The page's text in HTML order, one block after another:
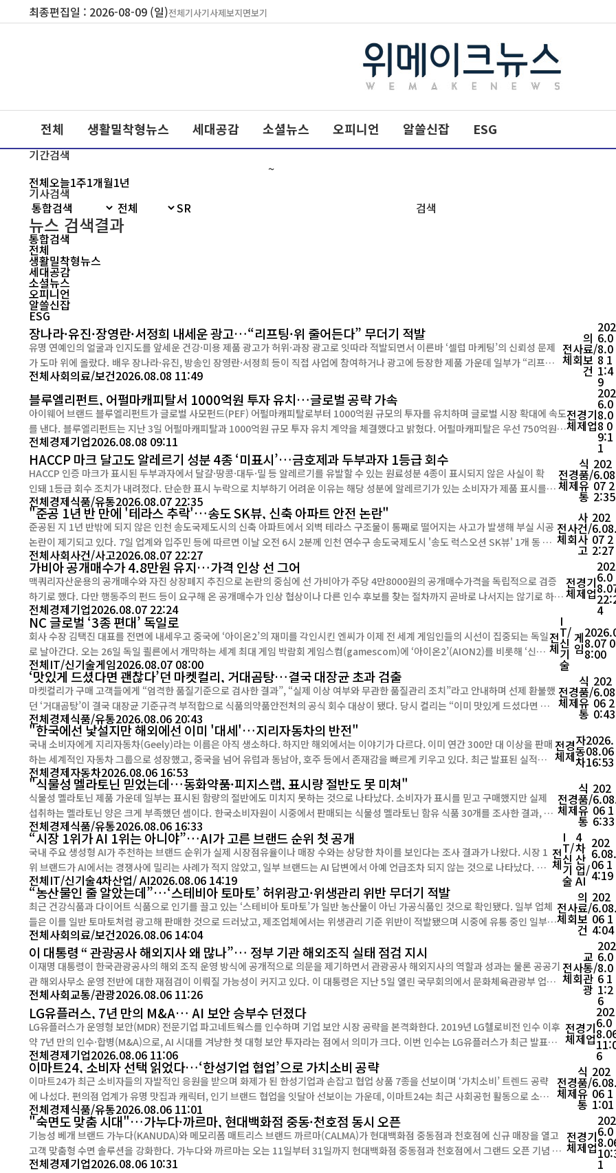
최종편집일 : 2026-08-09 (일)전체기사기사제보지면보기
타
타
이
전체 생활밀착형뉴스 세대공감 소셜뉴스 오피니언 알쓸신잡 ESG
기간검색
~
전체오늘1주1개월1년
기사검색
검색
뉴스 검색결과
통합검색
전체
생활밀착형뉴스
세대공감
소셜뉴스
오피니언
알쓸신잡
ESG
장나라·유진·장영란·서정희 내세운 광고…“리프팅·위 줄어든다” 무더기 적발
유명 연예인의 얼굴과 인지도를 앞세운 건강·미용 제품 광고가 허위·과장 광고로 잇따라 적발되면서 이른바 ‘셀럽 마케팅’의 신뢰성 문제
가 도마 위에 올랐다. 배우 장나라·유진, 방송인 장영란·서정희 등이 직접 사업에 참여하거나 광고에 등장한 제품 가운데 일부가 “리프
팅”, “위가 작아진다”, “저속 노화” 등 제품의 실제 기능을 넘어 의료적 효능이나 신체 변화를 기대하게 할 수 있는 표현을 사용한 것으로
나타났다....
전체사회의료/보건2026.08.08 11:49
전
체
사
회
의
료/
보
건
202
6.0
8.0
8 1
1:4
9
블루엘리펀트, 어펄마캐피탈서 1000억원 투자 유치…글로벌 공략 가속
아이웨어 브랜드 블루엘리펀트가 글로벌 사모펀드(PEF) 어펄마캐피탈로부터 1000억원 규모의 투자를 유치하며 글로벌 시장 확대에 속도
를 낸다. 블루엘리펀트는 지난 3일 어펄마캐피탈과 1000억원 규모 투자 유치 계약을 체결했다고 밝혔다. 어펄마캐피탈은 우선 750억원을
투자해 구주와 신주를 인수하고, 6개월 내 250억원의 추가 납입 옵션을 행사할 경우 지분율을 최대 25.8%까지 확...
전체경제기업2026.08.08 09:11
전
체
경
제
기
업
202
6.0
8.0
8 0
9:1
1
HACCP 마크 달고도 알레르기 성분 4종 ‘미표시’…금호제과 두부과자 1등급 회수
HACCP 인증 마크가 표시된 두부과자에서 달걀·땅콩·대두·밀 등 알레르기를 유발할 수 있는 원료성분 4종이 표시되지 않은 사실이 확
인돼 1등급 회수 조치가 내려졌다. 단순한 표시 누락으로 치부하기 어려운 이유는 해당 성분에 알레르기가 있는 소비자가 제품 표시를 믿
고 모르고 섭취할 경우 심각한 알레르기 반응을 겪을 수 있기 때문이다. 중증의 경우 호흡곤란과 혈압 저하를 동반하...
전체경제식품/유통2026.08.07 22:35
전
체
경
제
식
품/
유
통
202
07 2
2:35
"준공 1년 반 만에 '테라스 추락'…송도 SK뷰, 신축 아파트 안전 논란"
준공된 지 1년 반밖에 되지 않은 인천 송도국제도시의 신축 아파트에서 외벽 테라스 구조물이 통째로 떨어지는 사고가 발생해 부실 시공
논란이 제기되고 있다. 7일 업계와 입주민 등에 따르면 이날 오전 6시 2분께 인천 연수구 송도국제도시 '송도 럭스오션 SK뷰' 1개 동 2층
전체사회사건/사고2026.08.07 22:27
전
체
사
회
사
건/
사
고
202
6.08.
07 2
2:27
가비아 공개매수가 4.8만원 유지…가격 인상 선 그어
맥쿼리자산운용의 공개매수와 자진 상장폐지 추진으로 논란의 중심에 선 가비아가 주당 4만8000원의 공개매수가격을 독립적으로 검증
하기로 했다. 다만 행동주의 펀드 등이 요구해 온 공개매수가 인상 협상이나 다른 인수 후보를 찾는 절차까지 곧바로 나서지는 않기로 하면
전체경제기업2026.08.07 22:24
전
체
경
제
기
업
202
6.0
4
NC 글로벌 ‘3종 편대’ 독일로
회사 수장 김택진 대표를 전면에 내세우고 중국에 ‘아이온2’의 재미를 각인시킨 엔씨가 이제 전 세계 게임인들의 시선이 집중되는 독일
로 날아간다. 오는 26일 독일 쾰른에서 개막하는 세계 최대 게임 박람회 게임스컴(gamescom)에 ‘아이온2’(AION2)를 비롯해 ‘신더
시티’(CINDER CITY)와 ’프로젝트 본파이어‘(Project Bonfire) ...
전체IT/신기술게임2026.08.07 08:00
전
체
I
T/
신
기
술
게
임8.07 0
8:00
‘맛있게 드셨다면 괜찮다’던 마켓컬리, 거대곰탕…결국 대장균 초과 검출
마켓컬리가 구매 고객들에게 “엄격한 품질기준으로 검사한 결과”, “실제 이상 여부와 무관한 품질관리 조치”라고 안내하며 선제 환불했
던 ‘거대곰탕’이 결국 대장균 기준규격 부적합으로 식품의약품안전처의 공식 회수 대상이 됐다. 당시 컬리는 “이미 맛있게 드셨다면 특별
히 걱정하지 않으셔도 된다”고 안내했지만, 이후 식약처가 동일 제품 일부 제조분에서 대장균 기준규격 부적합을 ...
전체경제식품/유통2026.08.06 20:43
전
체
경
제
식
품/
유
통
202
06 2
0:43
"한국에선 낯설지만 해외에선 이미 '대세'…지리자동차의 반전"
국내 소비자에게 지리자동차(Geely)라는 이름은 아직 생소하다. 하지만 해외에서는 이야기가 다르다. 이미 연간 300만 대 이상을 판매
하는 세계적인 자동차 그룹으로 성장했고, 중국을 넘어 유럽과 동남아, 호주 등에서 존재감을 빠르게 키우고 있다. 최근 발표된 실적만
봐도 성장세는 뚜렷하다. 지리자동차그룹은 지난 7월 글로벌 판매...
전체경제자동차2026.08.06 16:53
전
체
경
제
자
동
차
2026.
08.06
16:53
"식물성 멜라토닌 믿었는데…동화약품·피지스랩, 표시량 절반도 못 미쳐"
식물성 멜라토닌 제품 가운데 일부는 표시된 함량의 절반에도 미치지 못하는 것으로 나타났다. 소비자가 표시를 믿고 구매했지만 실제
섭취하는 멜라토닌 양은 크게 부족했던 셈이다. 한국소비자원이 시중에서 판매되는 식물성 멜라토닌 함유 식품 30개를 조사한 결과, 2개
전체경제식품/유통2026.08.06 16:33
전
체
경
제
식
품/
유
통
202
06 1
6:33
“시장 1위가 AI 1위는 아니야”…AI가 고른 브랜드 순위 첫 공개
국내 주요 생성형 AI가 추천하는 브랜드 순위가 실제 시장점유율이나 매장 수와는 상당한 차이를 보인다는 조사 결과가 나왔다. 시장 1
위 브랜드가 AI에서는 경쟁사에 밀리는 사례가 적지 않았고, 일부 브랜드는 AI 답변에서 아예 언급조차 되지 않는 것으로 나타났다. ㈜
에이아이빅스랩(AIBIX lab)은 6일 식품·외식(F&B) 및 프랜차이즈 분야 30개 카테고리, 715개 브랜드를 대상으로 한 국내 최초의 AI
브랜드 경쟁력 ...
전체IT/신기술4차산업/ AI2026.08.06 14:19
전
체
I
T/
신
기
술
4
차
산
업/
AI
202
6.08.
06 1
4:19
“농산물인 줄 알았는데”…‘스테비아 토마토’ 허위광고·위생관리 위반 무더기 적발
최근 건강식품과 다이어트 식품으로 인기를 끌고 있는 ‘스테비아 토마토’가 일반 농산물이 아닌 가공식품인 것으로 확인됐다. 일부 업체
들은 이를 일반 토마토처럼 광고해 판매한 것으로 드러났고, 제조업체에서는 위생관리 기준 위반이 적발됐으며 시중에 유통 중인 일부
전체사회의료/보건2026.08.06 14:04
전
체
사
회
의
료/
보
건
202
6.08.
06 1
4:04
이 대통령 “ 관광공사 해외지사 왜 많나”… 정부 기관 해외조직 실태 점검 지시
이재명 대통령이 한국관광공사의 해외 조직 운영 방식에 공개적으로 의문을 제기하면서 관광공사 해외지사의 역할과 성과는 물론 공공기
관 해외사무소 운영 전반에 대한 재점검이 이뤄질 가능성이 커지고 있다. 이 대통령은 지난 5일 열린 국무회의에서 문화체육관광부 업무
보고를 받던 중 한국관광공사의 조직 규모와 해외지사 운영 현황을 확인한 뒤, 정부가 민간 관광업계의 역할까지 수행하는 것이 적절한지,
해외조직...
전체사회교통/관광2026.08.06 11:26
전
체
사
회
교
통/
관
광
202
6.0
8.0
6 1
1:2
6
LG유플러스, 7년 만의 M&A… AI 보안 승부수 던졌다
LG유플러스가 운영형 보안(MDR) 전문기업 파고네트웍스를 인수하며 기업 보안 시장 공략을 본격화한다. 2019년 LG헬로비전 인수 이후
약 7년 만의 인수·합병(M&A)으로, AI 시대를 겨냥한 첫 대형 보안 투자라는 점에서 의미가 크다. 이번 인수는 LG유플러스가 최근 발표한
‘시큐어 AI(Secure AI)’ 전략의 첫 실행 사례다. 생성형 AI와 클라우드 확산으로 사이버 위협이 고도화되...
전체경제기업2026.08.06 11:06
전
체
경
제
기
업
202
6.0
6
이마트24, 소비자 선택 읽었다…‘한성기업 협업’으로 가치소비 공략
이마트24가 최근 소비자들의 자발적인 응원을 받으며 화제가 된 한성기업과 손잡고 협업 상품 7종을 선보이며 ‘가치소비’ 트렌드 공략
에 나섰다. 편의점 업계가 유명 맛집과 캐릭터, 인기 브랜드 협업을 잇달아 선보이는 가운데, 이마트24는 최근 사회공헌 활동으로 소비자
전체경제식품/유통2026.08.06 11:01
전
체
경
제
식
품/
유
통
202
6.08.
06 1
1:01
"숙면도 맞춤 시대"…가누다·까르마, 현대백화점 중동·천호점 동시 오픈
기능성 베개 브랜드 가누다(KANUDA)와 메모리폼 매트리스 브랜드 까르마(CALMA)가 현대백화점 중동점과 천호점에 신규 매장을 열고
고객 맞춤형 수면 솔루션을 강화한다. 가누다와 까르마는 오는 11일부터 31일까지 현대백화점 중동점과 천호점에서 그랜드 오픈 기념 프
로모션을 진행한다고 밝혔다. 이번 신규 매장은 단순한 제품 판매를 넘어 고객이 자신의 체형과 수면 습관에 맞는 ...
전체경제기업2026.08.06 10:31
전
체
경
제
기
업
202
6.0
1